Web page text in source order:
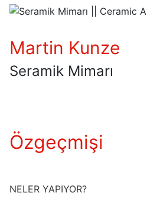
Martin Kunze
Seramik Mimarı
Özgeçmişi
NELER YAPIYOR?